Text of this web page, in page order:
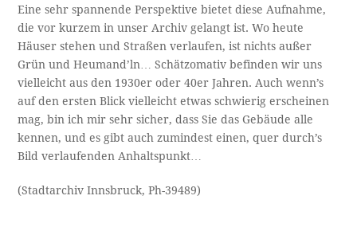
Eine sehr spannende Perspektive bietet diese Aufnahme,
die vor kurzem in unser Archiv gelangt ist. Wo heute
Häuser stehen und Straßen verlaufen, ist nichts außer
Grün und Heumand’ln… Schätzomativ befinden wir uns
vielleicht aus den 1930er oder 40er Jahren. Auch wenn’s
auf den ersten Blick vielleicht etwas schwierig erscheinen
mag, bin ich mir sehr sicher, dass Sie das Gebäude alle
kennen, und es gibt auch zumindest einen, quer durch’s
Bild verlaufenden Anhaltspunkt…
(Stadtarchiv Innsbruck, Ph-39489)